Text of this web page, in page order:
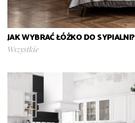
JAK WYBRAĆ ŁÓŻKO DO SYPIALNI?
Wszystkie